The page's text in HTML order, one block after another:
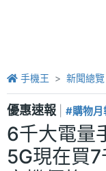
手機王 新聞總覽
優惠速報 #購物月
6千大電量
5G現在買